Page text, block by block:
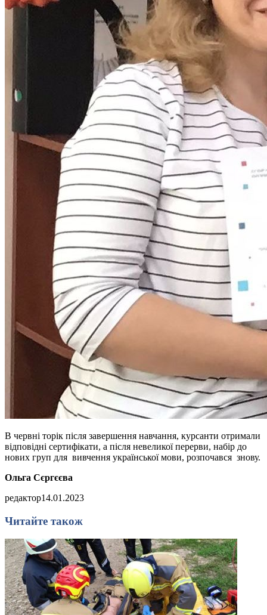
В червні торік після завершення навчання, курсанти отримали
відповідні сертифікати, а після невеликої перерви, набір до
нових груп для вивчення української мови, розпочався знову.
Ольга Сєргєєва
редактор14.01.2023
Читайте також